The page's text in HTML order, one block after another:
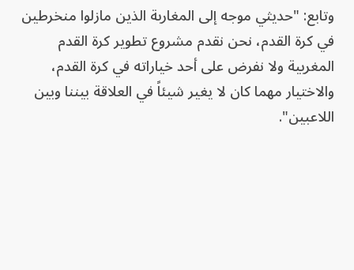
وتابع: "حديثي موجه إلى المغاربة الذين مازلوا منخرطين
في كرة القدم، نحن نقدم مشروع تطوير كرة القدم
المغربية ولا نفرض على أحد خياراته في كرة القدم،
والاختيار مهما كان لا يغير شيئاً في العلاقة بيننا وبين
اللاعبين".